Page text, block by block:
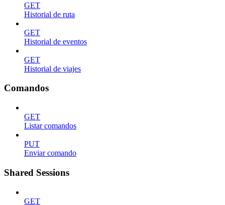
GET
Historial de ruta
GET
Historial de eventos
GET
Historial de viajes
Comandos
GET
Listar comandos
PUT
Enviar comando
Shared Sessions
GET